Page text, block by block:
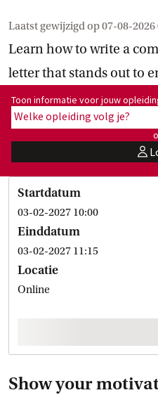
Laatst gewijzigd op07-08-2026
Learn how to write a
letter that stands out to
Toon informatie voor
Toon informatie voor jouw
Welke opleiding volg je?
user
Startdatum
03-02-2027 10:00
Einddatum
03-02-2027 11:15
Locatie
Online
Show your